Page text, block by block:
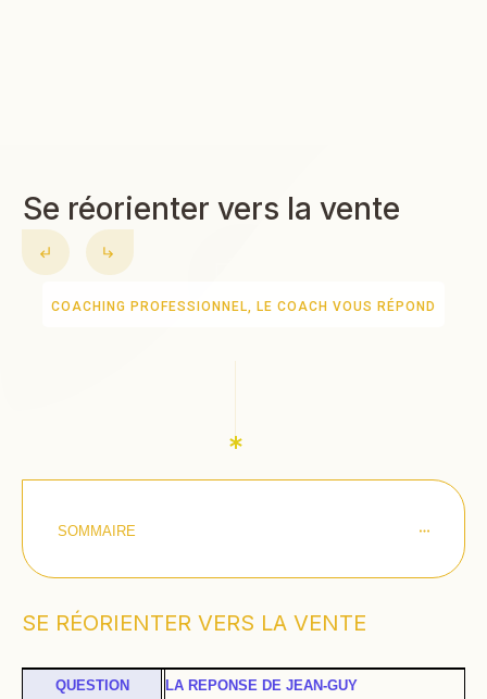
Se réorienter vers la vente
COACHING PROFESSIONNEL LE COACH VOUS RÉPOND
SOMMAIRE
SE RÉORIENTER VERS LA VENTE
QUESTION LA REPONSE DE JEAN-GUY